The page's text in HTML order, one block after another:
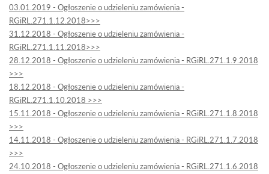
03.01.2019 - Ogłoszenie o udzieleniu zamówienia -
RGiRL.271.1.12.2018>>>
31.12.2018 - Ogłoszenie o udzieleniu zamówienia -
RGiRL.271.1.11.2018>>>
28.12.2018 - Ogłoszenie o udzieleniu zamówienia - RGiRL.271.1.9.2018
>>>
18.12.2018 - Ogłoszenie o udzieleniu zamówienia -
RGiRL.271.1.10.2018 >>>
15.11.2018 - Ogłoszenie o udzieleniu zamówienia - RGiRL.271.1.8.2018
>>>
14.11.2018 - Ogłoszenie o udzieleniu zamówienia - RGiRL.271.1.7.2018
>>>
24.10.2018 - Ogłoszenie o udzieleniu zamówienia - RGiRL.271.1.6.2018